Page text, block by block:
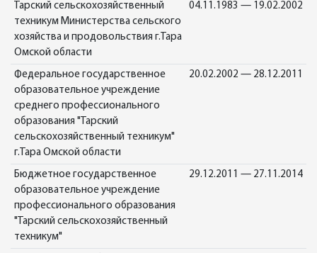
Тарский сельскохозяйственный
техникум Министерства сельского
хозяйства и продовольствия г.Тара
Омской области
04.11.1983 — 19.02.2002
Федеральное государственное
образовательное учреждение
среднего профессионального
образования "Тарский
сельскохозяйственный техникум"
г.Тара Омской области
20.02.2002 — 28.12.2011
Бюджетное государственное
образовательное учреждение
профессионального образования
"Тарский сельскохозяйственный
техникум"
29.12.2011 — 27.11.2014